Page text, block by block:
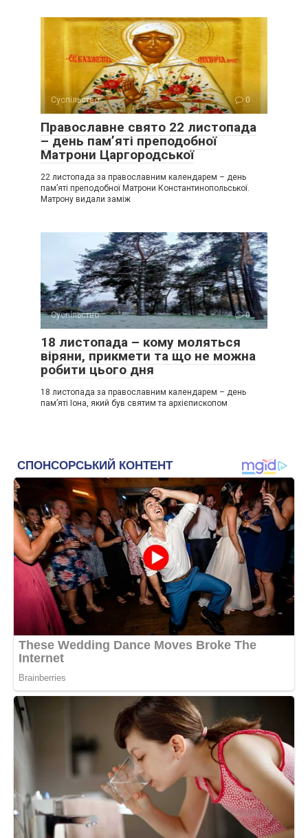
Суспільство 0
Православне свято 22 листопада
– день пам’яті преподобної
Матрони Царгородської
22 листопада за православним календарем – день
пам’яті преподобної Матрони Константинопольської.
Матрону видали заміж
Суспільство 0
18 листопада – кому моляться
віряни, прикмети та що не можна
робити цього дня
18 листопада за православним календарем – день
пам’яті Іона, який був святим та архієпископом